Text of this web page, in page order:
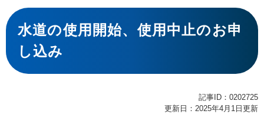
本
文
水道の使用開始、使用中止のお申
し込み
記事ID：0202725
更新日：2025年4月1日更新